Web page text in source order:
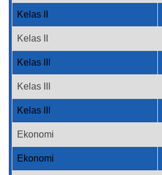
Kelas II
Kelas II
Kelas III
Kelas III
Kelas III
Ekonomi
Ekonomi